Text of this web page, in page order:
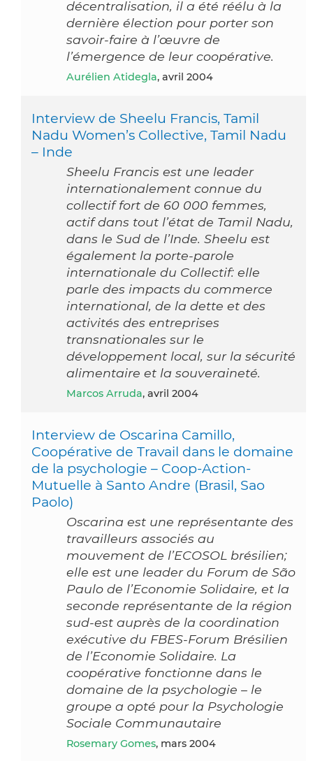
décentralisation, il a été réélu à la
dernière élection pour porter son
savoir-faire à l’œuvre de
l’émergence de leur coopérative.
Aurélien Atidegla, avril 2004
Interview de Sheelu Francis, Tamil
Nadu Women’s Collective, Tamil Nadu
– Inde
Sheelu Francis est une leader
internationalement connue du
collectif fort de 60 000 femmes,
actif dans tout l’état de Tamil Nadu,
dans le Sud de l’Inde. Sheelu est
également la porte-parole
internationale du Collectif: elle
parle des impacts du commerce
international, de la dette et des
activités des entreprises
transnationales sur le
développement local, sur la sécurité
alimentaire et la souveraineté.
Marcos Arruda, avril 2004
Interview de Oscarina Camillo,
Coopérative de Travail dans le domaine
de la psychologie – Coop-Action-
Mutuelle à Santo Andre (Brasil, Sao
Paolo)
Oscarina est une représentante des
travailleurs associés au
mouvement de l’ECOSOL brésilien;
elle est une leader du Forum de São
Paulo de l’Economie Solidaire, et la
seconde représentante de la région
sud-est auprès de la coordination
exécutive du FBES-Forum Brésilien
de l’Economie Solidaire. La
coopérative fonctionne dans le
domaine de la psychologie – le
groupe a opté pour la Psychologie
Sociale Communautaire
Rosemary Gomes, mars 2004